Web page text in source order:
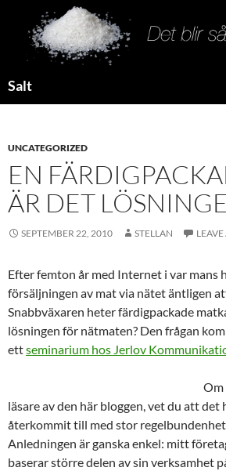
Salt
UNCATEGORIZED
EN
ÄR DET
SEPTEMBER 22, 2010 STELLAN
Efter femton år med Internet i var mans
försäljningen av mat via nätet äntligen
Snabbväxaren heter färdigpackade
lösningen för nätmaten? Den frågan
ettseminarium hos Jerlov
Om
läsare av den här bloggen, vet du att det
återkommit till med stor
Anledningen är ganska enkel: mitt
baserar större delen av sin verksamhet